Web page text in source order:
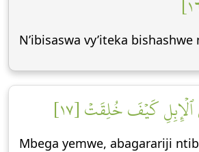
N’ibisaswa vy’iteka bishashwe
ٱلۡإِبِلِ كَيۡفَ خُلِقَتۡ [١٧]
Mbega yemwe, abagarariji